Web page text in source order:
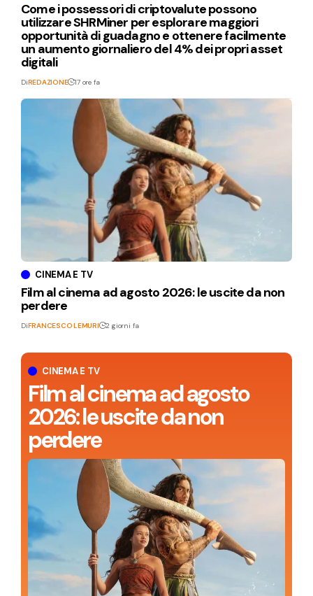
CINEMA E TV
Film al cinema ad agosto
2026: le uscite da non
perdere
Come i possessori di criptovalute possono
utilizzare SHRMiner per esplorare maggiori
opportunità di guadagno e ottenere facilmente
un aumento giornaliero del 4% dei propri asset
digitali
DiREDAZIONE 17 ore fa
CINEMA E TV
Film al cinema ad agosto 2026: le uscite da non
perdere
DiFRANCESCO LEMURI 2 giorni fa